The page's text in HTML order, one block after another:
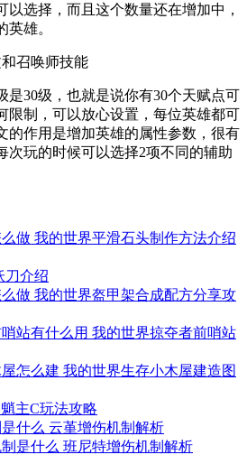
选择，而且这个数量还在增加中，
雄。
召唤师技能
30级，也就是说你有30个天赋点可
限制，可以放心设置，每位英雄都可
的作用是增加英雄的属性参数，很有
次玩的时候可以选择2项不同的辅助
做 我的世界平滑石头制作方法介绍
刀介绍
做 我的世界盔甲架合成配方分享攻
站有什么用 我的世界掠夺者前哨站
怎么建 我的世界生存小木屋建造图
主C玩法攻略
什么 云堇增伤机制解析
是什么 班尼特增伤机制解析